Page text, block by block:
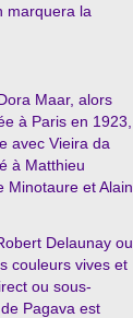
marquera la
Maar, alors
à Paris en 1923,
avec Vieira da
à Matthieu
Minotaure et Alain
Delaunay ou
couleurs vives et
ou sous-
Pagava est